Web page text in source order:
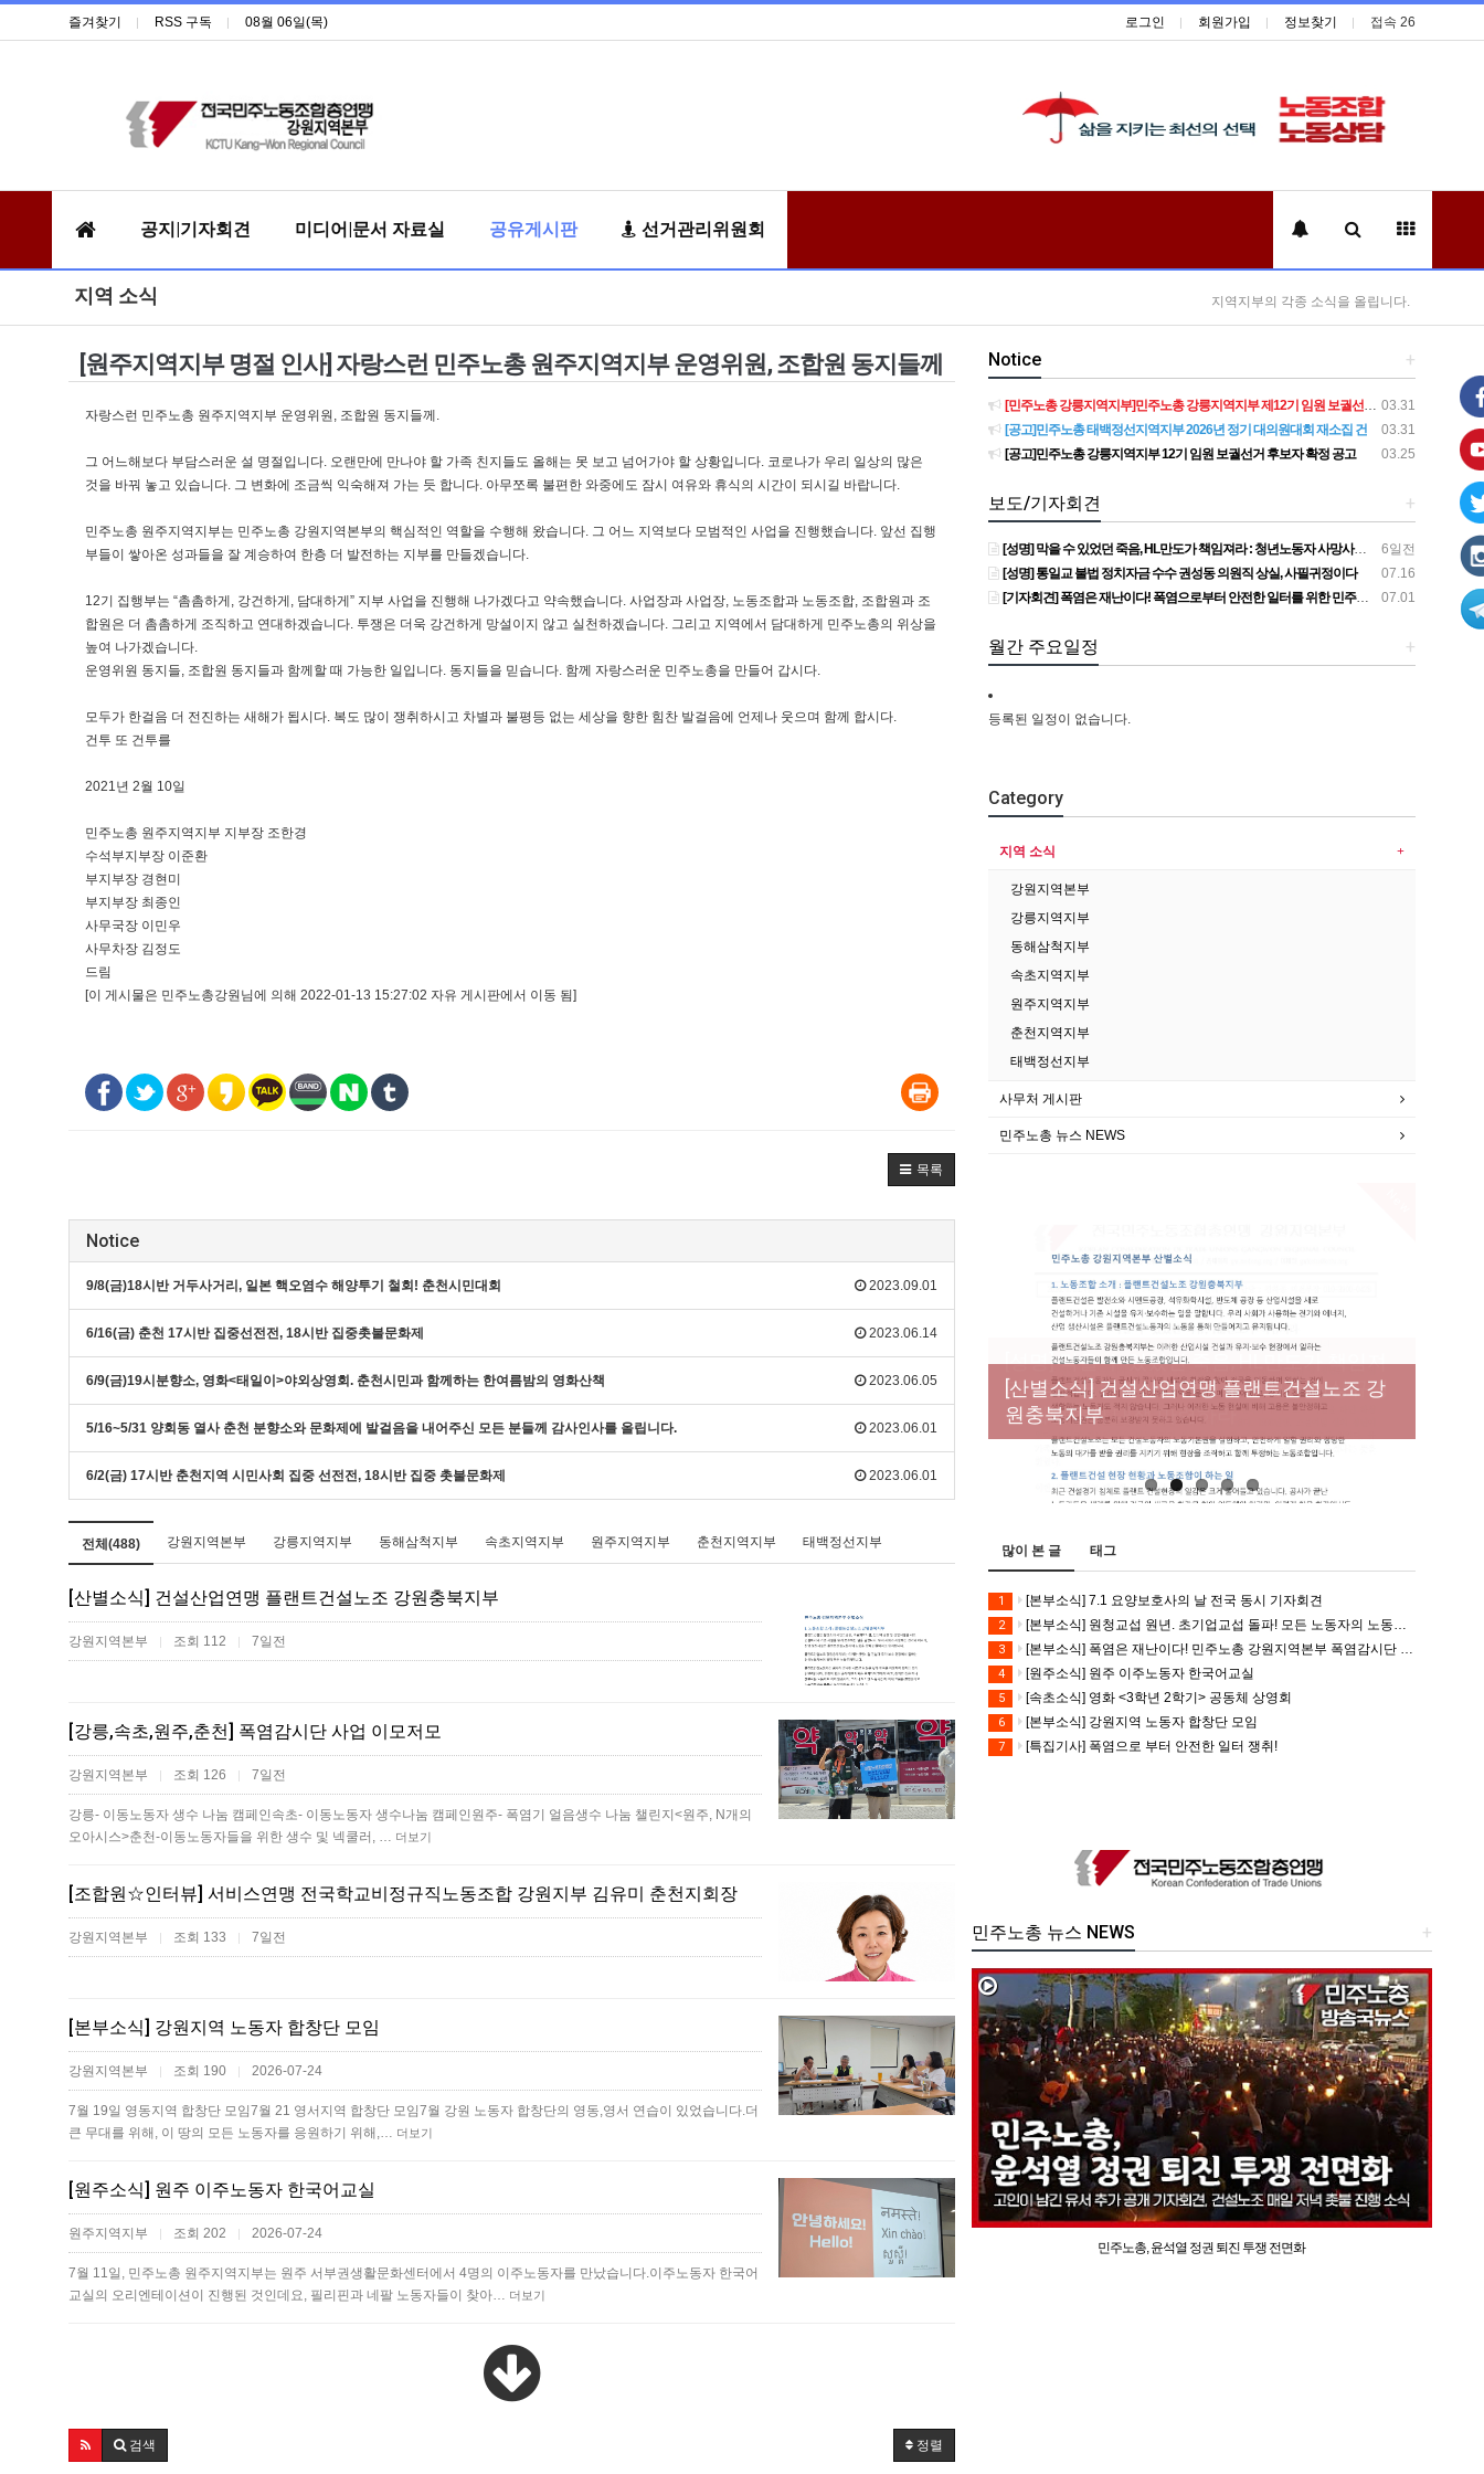
즐겨찾기 RSS 구독 08월 06일(목) 로그인 회원가입 정보찾기 접속 26
공지|기자회견 미디어|문서 자료실 공유게시판 선거관리위원회
지역 소식 지역지부의 각종 소식을 올립니다.
[원주지역지부 명절 인사] 자랑스런 민주노총 원주지역지부 운영위원, 조합원 동지들께
자랑스런 민주노총 원주지역지부 운영위원, 조합원 동지들께.
그 어느해보다 부담스러운 설 명절입니다. 오랜만에 만나야 할 가족 친지들도 올해는 못 보고 넘어가야 할 상황입니다. 코로나가 우리 일상의 많은
것을 바꿔 놓고 있습니다. 그 변화에 조금씩 익숙해져 가는 듯 합니다. 아무쪼록 불편한 와중에도 잠시 여유와 휴식의 시간이 되시길 바랍니다.
민주노총 원주지역지부는 민주노총 강원지역본부의 핵심적인 역할을 수행해 왔습니다. 그 어느 지역보다 모범적인 사업을 진행했습니다. 앞선 집행
부들이 쌓아온 성과들을 잘 계승하여 한층 더 발전하는 지부를 만들겠습니다.
12기 집행부는 “촘촘하게, 강건하게, 담대하게” 지부 사업을 진행해 나가겠다고 약속했습니다. 사업장과 사업장, 노동조합과 노동조합, 조합원과 조
합원은 더 촘촘하게 조직하고 연대하겠습니다. 투쟁은 더욱 강건하게 망설이지 않고 실천하겠습니다. 그리고 지역에서 담대하게 민주노총의 위상을
높여 나가겠습니다.
운영위원 동지들, 조합원 동지들과 함께할 때 가능한 일입니다. 동지들을 믿습니다. 함께 자랑스러운 민주노총을 만들어 갑시다.
모두가 한걸음 더 전진하는 새해가 됩시다. 복도 많이 쟁취하시고 차별과 불평등 없는 세상을 향한 힘찬 발걸음에 언제나 웃으며 함께 합시다.
건투 또 건투를
2021년 2월 10일
민주노총 원주지역지부 지부장 조한경
수석부지부장 이준환
부지부장 경현미
부지부장 최종인
사무국장 이민우
사무차장 김정도
드림
[이 게시물은 민주노총강원님에 의해 2022-01-13 15:27:02 자유 게시판에서 이동 됨]
목록
Notice
2023.09.01
9/8(금)18시반 거두사거리, 일본 핵오염수 해양투기 철회! 춘천시민대회
2023.06.14
6/16(금) 춘천 17시반 집중선전전, 18시반 집중촛불문화제
2023.06.05
6/9(금)19시분향소, 영화<태일이>야외상영회. 춘천시민과 함께하는 한여름밤의 영화산책
2023.06.01
5/16~5/31 양회동 열사 춘천 분향소와 문화제에 발걸음을 내어주신 모든 분들께 감사인사를 올립니다.
2023.06.01
6/2(금) 17시반 춘천지역 시민사회 집중 선전전, 18시반 집중 촛불문화제
전체(488) 강원지역본부 강릉지역지부 동해삼척지부 속초지역지부 원주지역지부 춘천지역지부 태백정선지부
[산별소식] 건설산업연맹 플랜트건설노조 강원충북지부
강원지역본부 | 조회 112 | 7일전
[강릉,속초,원주,춘천] 폭염감시단 사업 이모저모
강원지역본부 | 조회 126 | 7일전
강릉- 이동노동자 생수 나눔 캠페인속초- 이동노동자 생수나눔 캠페인원주- 폭염기 얼음생수 나눔 챌린지<원주, N개의
오아시스>춘천-이동노동자들을 위한 생수 및 넥쿨러, … 더보기
[조합원☆인터뷰] 서비스연맹 전국학교비정규직노동조합 강원지부 김유미 춘천지회장
강원지역본부 | 조회 133 | 7일전
[본부소식] 강원지역 노동자 합창단 모임
강원지역본부 | 조회 190 | 2026-07-24
7월 19일 영동지역 합창단 모임7월 21 영서지역 합창단 모임 7월 강원 노동자 합창단의 영동,영서 연습이 있었습니다.더
큰 무대를 위해, 이 땅의 모든 노동자를 응원하기 위해,… 더보기
[원주소식] 원주 이주노동자 한국어교실
원주지역지부 | 조회 202 | 2026-07-24
7월 11일, 민주노총 원주지역지부는 원주 서부권생활문화센터에서 4명의 이주노동자를 만났습니다.이주노동자 한국어
교실의 오리엔테이션이 진행된 것인데요, 필리핀과 네팔 노동자들이 찾아… 더보기
정렬
검색
+
Notice
03.31
[민주노총 강릉지역지부]민주노총 강릉지역지부 제12기 임원 보궐선거결과 공고
03.31
[공고]민주노총 태백정선지역지부 2026년 정기 대의원대회 재소집 건
03.25
[공고]민주노총 강릉지역지부 12기 임원 보궐선거 후보자 확정 공고
+
보도/기자회견
6일전
[성명] 막을 수 있었던 죽음, HL만도가 책임져라 : 청년노동자 사망사고의 철저한 진상규명과 재발방지 대책 마련하라
07.16
[성명] 통일교 불법 정치자금 수수 권성동 의원직 상실, 사필귀정이다
07.01
[기자회견] 폭염은 재난이다! 폭염으로부터 안전한 일터를 위한 민주노총 강원지역본부 폭염감시단 선포 기자회견
+
월간 주요일정
등록된 일정이 없습니다.
Category
지역 소식
강원지역본부
강릉지역지부
동해삼척지부
속초지역지부
원주지역지부
춘천지역지부
태백정선지부
사무처 게시판
민주노총 뉴스 NEWS
[성명] 막을 수 있었던 죽음, HL만도가 책임져
라 : 청년노동자 사망사고의 철저한 진상규명
과 재발방지 대책 마련하라
[산별소식] 건설산업연맹 플랜트건설노조 강
원충북지부
[강릉,속초,원주,춘천] 폭염감시단 사업 이모저
모
[조합원☆인터뷰] 서비스연맹 전국학교비정
규직노동조합 강원지부 김유미 춘천지회장
[본부소식] 강원지역 노동자 합창단 모임
많이 본 글 태그
1 [본부소식] 7.1 요양보호사의 날 전국 동시 기자회견
2 [본부소식] 원청교섭 원년. 초기업교섭 돌파! 모든 노동자의 노동기본권 쟁취! 민주노총 7.15 총파업대회
3 [본부소식] 폭염은 재난이다! 민주노총 강원지역본부 폭염감시단 선포 기자회견
4 [원주소식] 원주 이주노동자 한국어교실
5 [속초소식] 영화 <3학년 2학기> 공동체 상영회
6 [본부소식] 강원지역 노동자 합창단 모임
7 [특집기사] 폭염으로 부터 안전한 일터 쟁취!
+
민주노총 뉴스 NEWS
민주노총, 윤석열 정권 퇴진 투쟁 전면화